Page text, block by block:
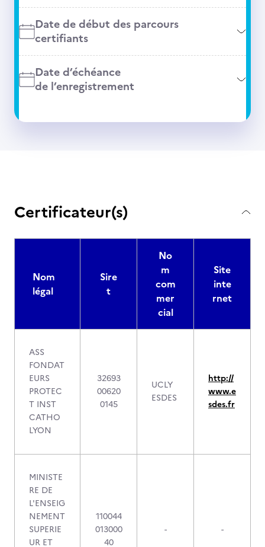
Date de début des parcours
certifiants
Date d’échéance
de l’enregistrement
Certificateur(s)
Nom
légal
Sire
t
No
m
com
mer
cial
Site
inte
rnet
ASS
FONDAT
EURS
PROTEC
T INST
CATHO
LYON
32693
00620
0145
UCLY
ESDES
http://
www.e
sdes.fr
MINISTE
RE DE
L'ENSEIG
NEMENT
SUPERIE
UR ET
110044
013000
40
- -